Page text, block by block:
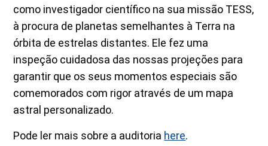
como investigador científico na sua missão TESS,
à procura de planetas semelhantes à Terra na
órbita de estrelas distantes. Ele fez uma
inspeção cuidadosa das nossas projeções para
garantir que os seus momentos especiais são
comemorados com rigor através de um mapa
astral personalizado.
Pode ler mais sobre a auditoria here.